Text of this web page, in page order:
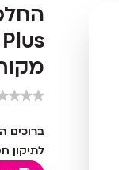
ברוכים
לתיקון